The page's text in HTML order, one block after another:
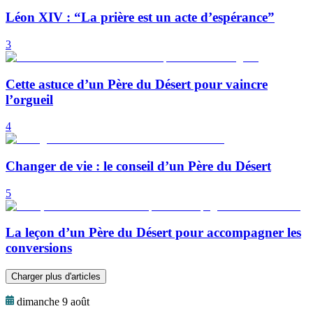
Léon XIV : “La prière est un acte d’espérance”
3
Cette astuce d’un Père du Désert pour vaincre
l’orgueil
4
Changer de vie : le conseil d’un Père du Désert
5
La leçon d’un Père du Désert pour accompagner les
conversions
Charger plus d'articles
dimanche 9 août